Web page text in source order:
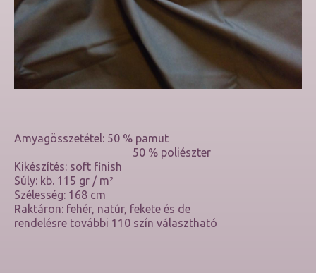
Amyagösszetétel: 50 % pamut
50 % poliészter
Kikészítés: soft finish
Súly: kb. 115 gr / m²
Szélesség: 168 cm
Raktáron: fehér, natúr, fekete és de
rendelésre további 110 szín választható